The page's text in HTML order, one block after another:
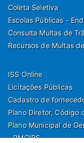
Coleta Seletiva
Escolas Públicas -
Consulta Multas de
Recursos de Multas
ISS Online
Licitações Públicas
Cadastro de
Plano Diretor, Código
Plano Municipal de
- PMGIRS